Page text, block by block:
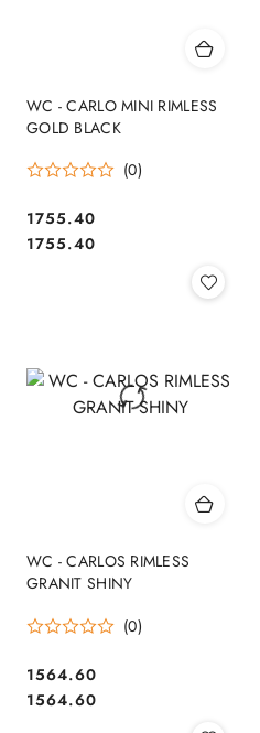
WC - CARLO MINI RIMLESS
GOLD BLACK
(0)
Cena:
1755.40
Cena:
1755.40
WC - CARLOS RIMLESS
GRANIT SHINY
(0)
Cena:
1564.60
Cena:
1564.60